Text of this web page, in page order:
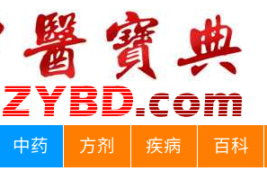
中药 方剂 疾病 百科